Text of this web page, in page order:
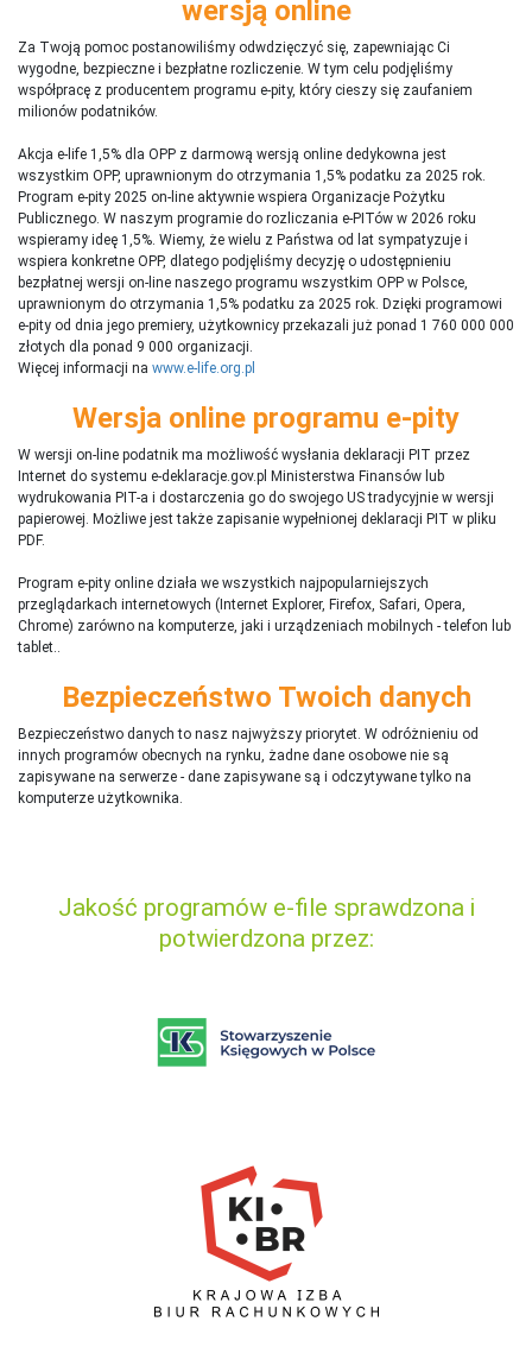
wersją online
Za Twoją pomoc postanowiliśmy odwdzięczyć się, zapewniając Ci
wygodne, bezpieczne i bezpłatne rozliczenie. W tym celu podjęliśmy
współpracę z producentem programu e-pity, który cieszy się zaufaniem
milionów podatników.
Akcja e-life 1,5% dla OPP z darmową wersją online dedykowna jest
wszystkim OPP, uprawnionym do otrzymania 1,5% podatku za 2025 rok.
Program e-pity 2025 on-line aktywnie wspiera Organizacje Pożytku
Publicznego. W naszym programie do rozliczania e-PITów w 2026 roku
wspieramy ideę 1,5%. Wiemy, że wielu z Państwa od lat sympatyzuje i
wspiera konkretne OPP, dlatego podjęliśmy decyzję o udostępnieniu
bezpłatnej wersji on-line naszego programu wszystkim OPP w Polsce,
uprawnionym do otrzymania 1,5% podatku za 2025 rok. Dzięki programowi
e-pity od dnia jego premiery, użytkownicy przekazali już ponad 1 760 000 000
złotych dla ponad 9 000 organizacji.
Więcej informacji na www.e-life.org.pl
Wersja online programu e-pity
W wersji on-line podatnik ma możliwość wysłania deklaracji PIT przez
Internet do systemu e-deklaracje.gov.pl Ministerstwa Finansów lub
wydrukowania PIT-a i dostarczenia go do swojego US tradycyjnie w wersji
papierowej. Możliwe jest także zapisanie wypełnionej deklaracji PIT w pliku
PDF.
Program e-pity online działa we wszystkich najpopularniejszych
przeglądarkach internetowych (Internet Explorer, Firefox, Safari, Opera,
Chrome) zarówno na komputerze, jaki i urządzeniach mobilnych - telefon lub
tablet..
Bezpieczeństwo Twoich danych
Bezpieczeństwo danych to nasz najwyższy priorytet. W odróżnieniu od
innych programów obecnych na rynku, żadne dane osobowe nie są
zapisywane na serwerze - dane zapisywane są i odczytywane tylko na
komputerze użytkownika.
Jakość programów e-file sprawdzona i
potwierdzona przez: